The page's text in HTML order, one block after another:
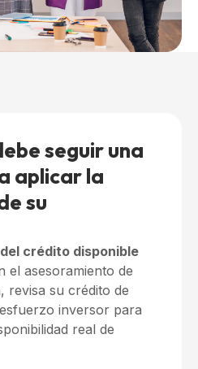
seguir una
aplicar la
su
crédito disponible
el asesoramiento de
revisa su crédito de
inversor para
real de